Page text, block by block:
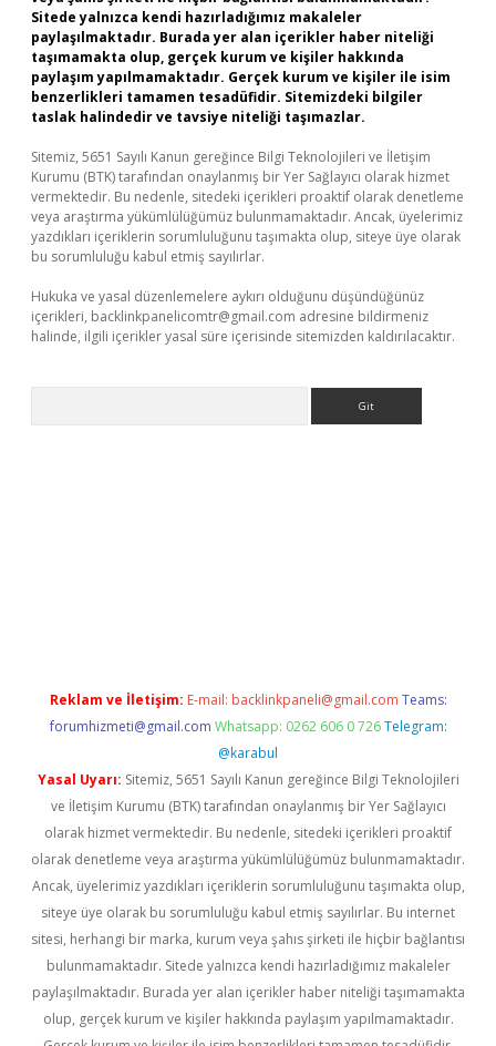
Sitede yalnızca kendi hazırladığımız makaleler
paylaşılmaktadır. Burada yer alan içerikler haber niteliği
taşımamakta olup, gerçek kurum ve kişiler hakkında
paylaşım yapılmamaktadır. Gerçek kurum ve kişiler ile isim
benzerlikleri tamamen tesadüfidir. Sitemizdeki bilgiler
taslak halindedir ve tavsiye niteliği taşımazlar.
Sitemiz, 5651 Sayılı Kanun gereğince Bilgi Teknolojileri ve İletişim
Kurumu (BTK) tarafından onaylanmış bir Yer Sağlayıcı olarak hizmet
vermektedir. Bu nedenle, sitedeki içerikleri proaktif olarak denetleme
veya araştırma yükümlülüğümüz bulunmamaktadır. Ancak, üyelerimiz
yazdıkları içeriklerin sorumluluğunu taşımakta olup, siteye üye olarak
bu sorumluluğu kabul etmiş sayılırlar.
Hukuka ve yasal düzenlemelere aykırı olduğunu düşündüğünüz
içerikleri, backlinkpanelicomtr@gmail.com adresine bildirmeniz
halinde, ilgili içerikler yasal süre içerisinde sitemizden kaldırılacaktır.
Reklam ve İletişim: E-mail: backlinkpaneli@gmail.com Teams:
forumhizmeti@gmail.com Whatsapp: 0262 606 0 726 Telegram:
@karabul
Yasal Uyarı: Sitemiz, 5651 Sayılı Kanun gereğince Bilgi Teknolojileri
ve İletişim Kurumu (BTK) tarafından onaylanmış bir Yer Sağlayıcı
olarak hizmet vermektedir. Bu nedenle, sitedeki içerikleri proaktif
olarak denetleme veya araştırma yükümlülüğümüz bulunmamaktadır.
Ancak, üyelerimiz yazdıkları içeriklerin sorumluluğunu taşımakta olup,
siteye üye olarak bu sorumluluğu kabul etmiş sayılırlar. Bu internet
sitesi, herhangi bir marka, kurum veya şahıs şirketi ile hiçbir bağlantısı
bulunmamaktadır. Sitede yalnızca kendi hazırladığımız makaleler
paylaşılmaktadır. Burada yer alan içerikler haber niteliği taşımamakta
olup, gerçek kurum ve kişiler hakkında paylaşım yapılmamaktadır.